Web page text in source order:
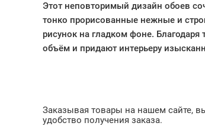
Этот неповторимый дизайн обоев
тонко прорисованные нежные и
рисунок на гладком фоне.
объём и придают интерьеру
Заказывая товары на нашем сайте,
удобство получения заказа.